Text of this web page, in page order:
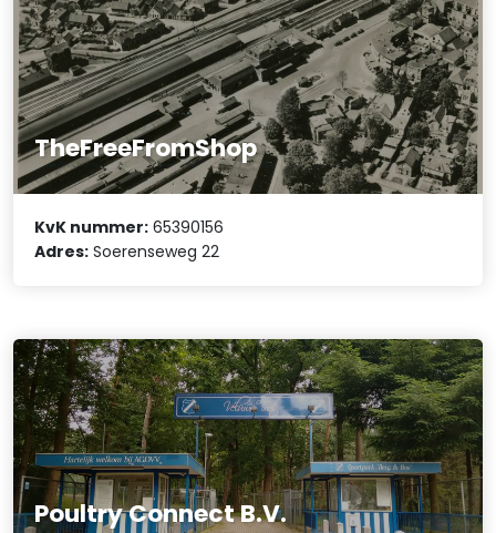
TheFreeFromShop
KvK nummer: 65390156
Adres: Soerenseweg 22
Poultry Connect B.V.